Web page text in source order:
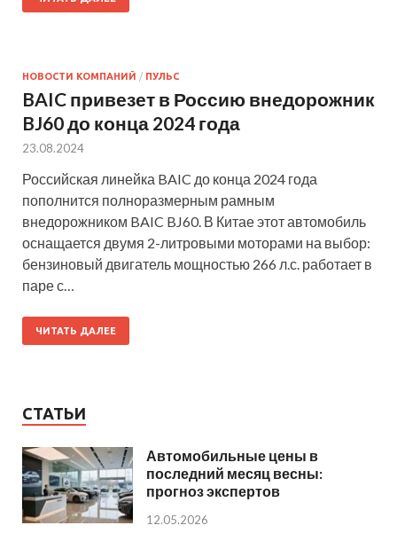
НОВОСТИ КОМПАНИЙ / ПУЛЬС
BAIC привезет в Россию внедорожник
BJ60 до конца 2024 года
23.08.2024
Российская линейка BAIC до конца 2024 года
пополнится полноразмерным рамным
внедорожником BAIC BJ60. В Китае этот автомобиль
оснащается двумя 2-литровыми моторами на выбор:
бензиновый двигатель мощностью 266 л.с. работает в
паре с…
ЧИТАТЬ ДАЛЕЕ
СТАТЬИ
Автомобильные цены в
последний месяц весны:
прогноз экспертов
12.05.2026